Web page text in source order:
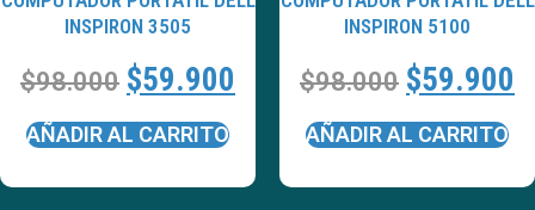
INSPIRON 3505
$98.000 $59.900
AÑADIR AL CARRITO
INSPIRON 5100
$98.000 $59.900
AÑADIR AL CARRITO